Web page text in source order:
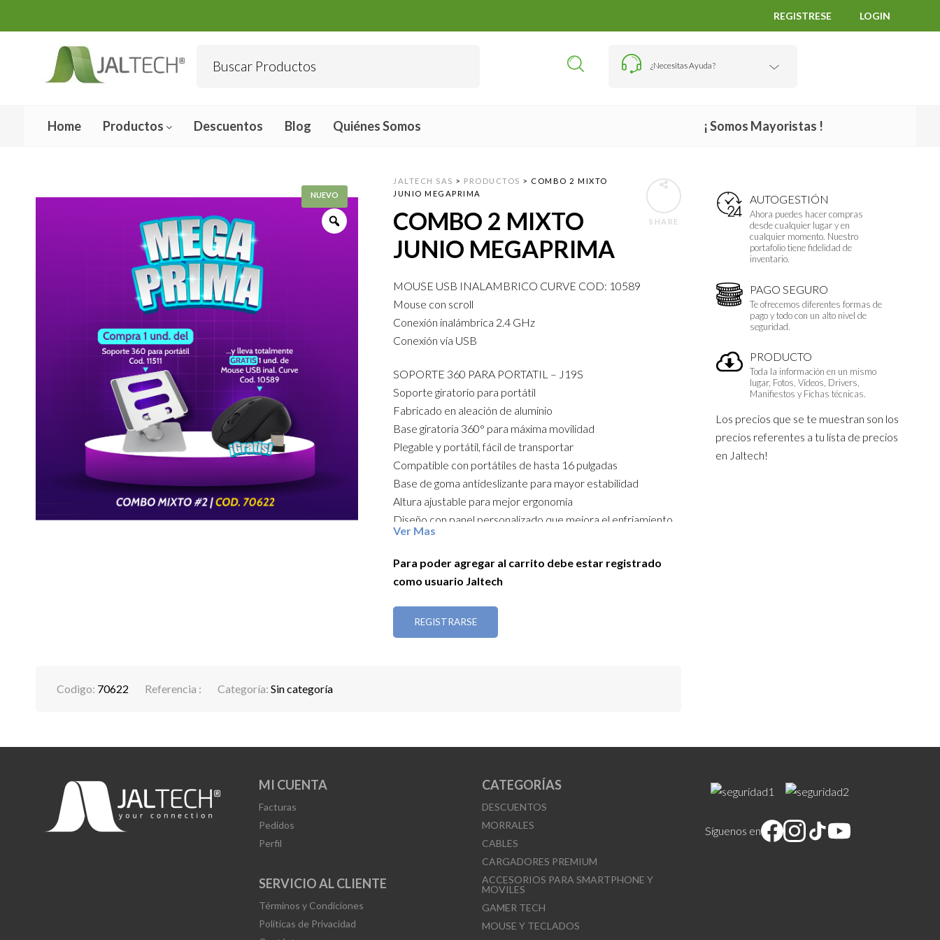
REGISTRESE LOGIN
¿Necesitas Ayuda?
Home Productos Descuentos Blog Quiénes Somos ¡ Somos Mayoristas !
AUTOGESTIÓN
Ahora puedes hacer compras
desde cualquier lugar y en
cualquier momento. Nuestro
portafolio tiene fidelidad de
inventario.
PAGO SEGURO
Te ofrecemos diferentes formas de
pago y todo con un alto nivel de
seguridad.
PRODUCTO
Toda la información en un mismo
lugar, Fotos, Vídeos, Drivers,
Manifiestos y Fichas técnicas.
Los precios que se te muestran son los
precios referentes a tu lista de precios
en Jaltech!
SHARE
JALTECH SAS > PRODUCTOS > COMBO 2 MIXTO
JUNIO MEGAPRIMA
COMBO 2 MIXTO
JUNIO MEGAPRIMA
MOUSE USB INALAMBRICO CURVE COD: 10589
Mouse con scroll
Conexión inalámbrica 2.4 GHz
Conexión vía USB
SOPORTE 360 PARA PORTATIL – J19S
Soporte giratorio para portátil
Fabricado en aleación de aluminio
Base giratoria 360° para máxima movilidad
Plegable y portátil, fácil de transportar
Compatible con portátiles de hasta 16 pulgadas
Base de goma antideslizante para mayor estabilidad
Altura ajustable para mejor ergonomía
Diseño con panel personalizado que mejora el enfriamiento
Dimensiones: 260 mm de largo, 220 mm de ancho, 50 mm de
Ideal para trabajar cómodo y mantener tu equipo fresco.
Ver Mas
Para poder agregar al carrito debe estar registrado
como usuario Jaltech
REGISTRARSE
Codigo: 70622 Referencia : Categoría: Sin categoría
MI CUENTA
Facturas
Pedidos
Perfil
SERVICIO AL CLIENTE
Términos y Condiciones
Políticas de Privacidad
CATEGORÍAS
DESCUENTOS
MORRALES
CABLES
CARGADORES PREMIUM
ACCESORIOS PARA SMARTPHONE Y
MOVILES
GAMER TECH
MOUSE Y TECLADOS
Síguenos en